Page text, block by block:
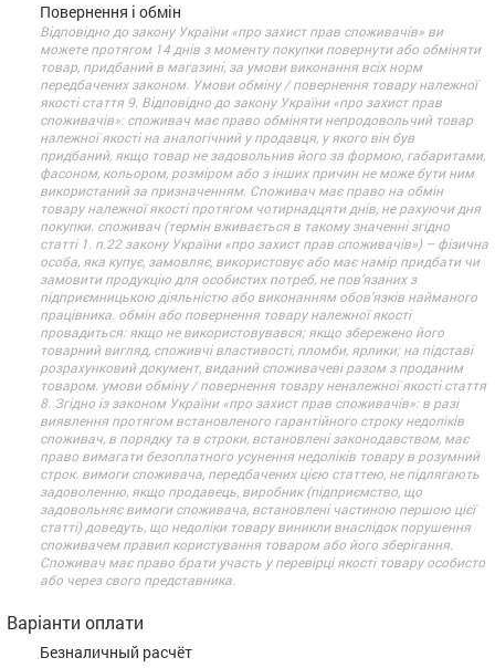
Повернення і обмін
Відповідно до закону України «про захист прав споживачів» ви
можете протягом 14 днів з моменту покупки повернути або обміняти
товар, придбаний в магазині, за умови виконання всіх норм
передбачених законом. Умови обміну / повернення товару належної
якості стаття 9. Відповідно до закону України «про захист прав
споживачів»: споживач має право обміняти непродовольчий товар
належної якості на аналогічний у продавця, у якого він був
придбаний, якщо товар не задовольнив його за формою, габаритами,
фасоном, кольором, розміром або з інших причин не може бути ним
використаний за призначенням. Споживач має право на обмін
товару належної якості протягом чотирнадцяти днів, не рахуючи дня
покупки. споживач (термін вживається в такому значенні згідно
статті 1. п.22 закону України «про захист прав споживачів») – фізична
особа, яка купує, замовляє, використовує або має намір придбати чи
замовити продукцію для особистих потреб, не пов’язаних з
підприємницькою діяльністю або виконанням обов’язків найманого
працівника. обмін або повернення товару належної якості
провадиться: якщо не використовувався; якщо збережено його
товарний вигляд, споживчі властивості, пломби, ярлики; на підставі
розрахунковий документ, виданий споживачеві разом з проданим
товаром. умови обміну / повернення товару неналежної якості стаття
8. Згідно із законом України «про захист прав споживачів»: в разі
виявлення протягом встановленого гарантійного строку недоліків
споживач, в порядку та в строки, встановлені законодавством, має
право вимагати безоплатного усунення недоліків товару в розумний
строк. вимоги споживача, передбачених цією статтею, не підлягають
задоволенню, якщо продавець, виробник (підприємство, що
задовольняє вимоги споживача, встановлені частиною першою цієї
статті) доведуть, що недоліки товару виникли внаслідок порушення
споживачем правил користування товаром або його зберігання.
Споживач має право брати участь у перевірці якості товару особисто
або через свого представника.
Варіанти оплати
Безналичный расчёт